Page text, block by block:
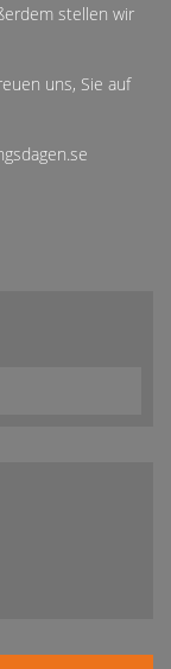
stellen wir
uns, Sie auf